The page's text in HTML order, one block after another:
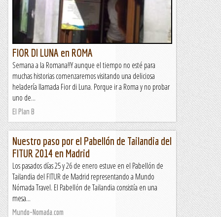
FIOR DI LUNA en ROMA
Semana a la Romana!!Y aunque el tiempo no esté para
muchas historias comenzaremos visitando una deliciosa
heladería llamada Fior di Luna. Porque ir a Roma y no probar
uno de...
El Plan B
Nuestro paso por el Pabellón de Tailandia del
FITUR 2014 en Madrid
Los pasados días 25 y 26 de enero estuve en el Pabellón de
Tailandia del FITUR de Madrid representando a Mundo
Nómada Travel. El Pabellón de Tailandia consistía en una
mesa...
Mundo-Nomada.com